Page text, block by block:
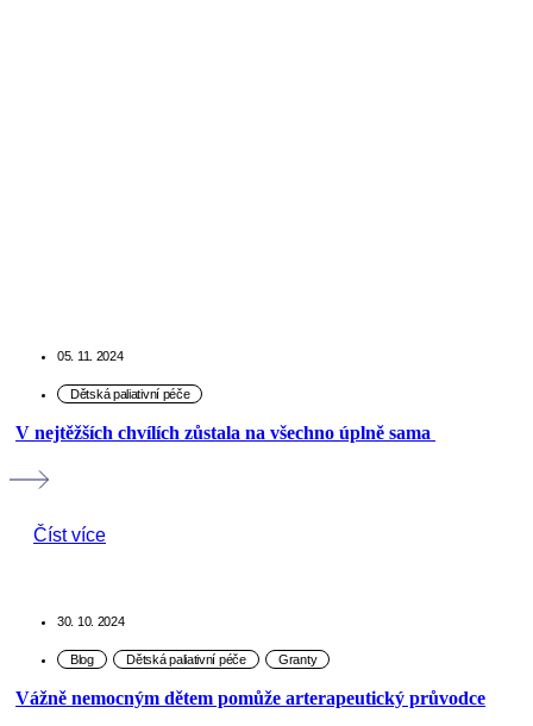
05. 11. 2024
V nejtěžších chvílích zůstala na všechno úplně sama
Číst více
30. 10. 2024
Vážně nemocným dětem pomůže arterapeutický průvodce